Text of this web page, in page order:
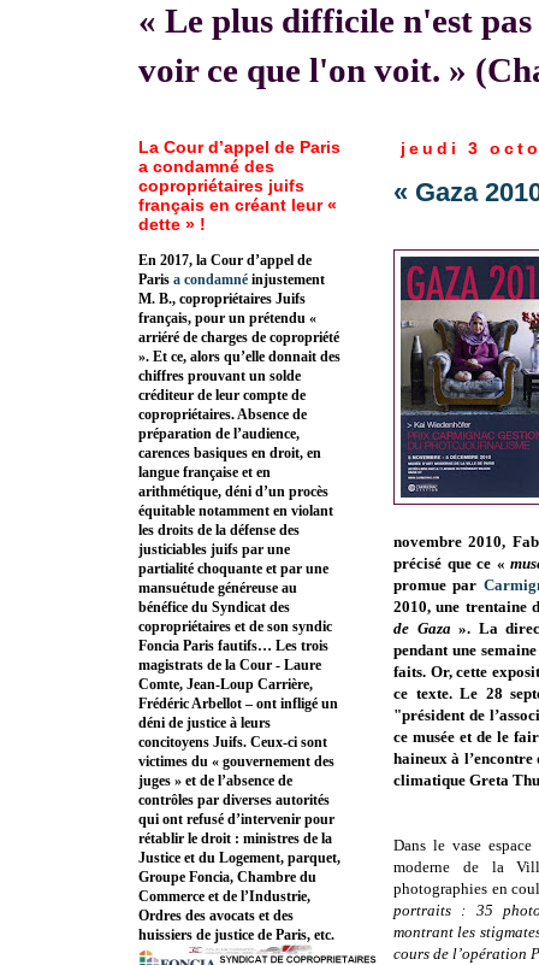
« Le plus difficile n'est
voir ce que l'on voit. »
jeudi 3
« Gaza
novembre 2010,
précisé que ce «
promue par
2010, une trentaine
de Gaza». La
pendant une
faits. Or, cette
ce texte.Le 28
"président de
ce musée et de le
haineux à
climatique Greta
Dans le vase
moderne de la
photographies en
portraits : 35
montrant les
cours de l’opération
La Cour d’appel de Paris
a condamné des
copropriétaires juifs
français en créant leur «
dette » !
En 2017, la Cour d’appel de
Paris a condamné injustement
M. B., copropriétaires Juifs
français, pour un prétendu «
arriéré de charges de copropriété
». Et ce, alors qu’elle donnait des
chiffres prouvant un solde
créditeur de leur compte de
copropriétaires. Absence de
préparation de l’audience,
carences basiques en droit, en
langue française et en
arithmétique, déni d’un procès
équitable notamment en violant
les droits de la défense des
justiciables juifs par une
partialité choquante et par une
mansuétude généreuse au
bénéfice du Syndicat des
copropriétaires et de son syndic
Foncia Paris fautifs… Les trois
magistrats de la Cour - Laure
Comte, Jean-Loup Carrière,
Frédéric Arbellot – ont infligé un
déni de justice à leurs
concitoyens Juifs. Ceux-ci sont
victimes du « gouvernement des
juges » et de l’absence de
contrôles par diverses autorités
qui ont refusé d’intervenir pour
rétablir le droit : ministres de la
Justice et du Logement, parquet,
Groupe Foncia, Chambre du
Commerce et de l’Industrie,
Ordres des avocats et des
huissiers de justice de Paris, etc.